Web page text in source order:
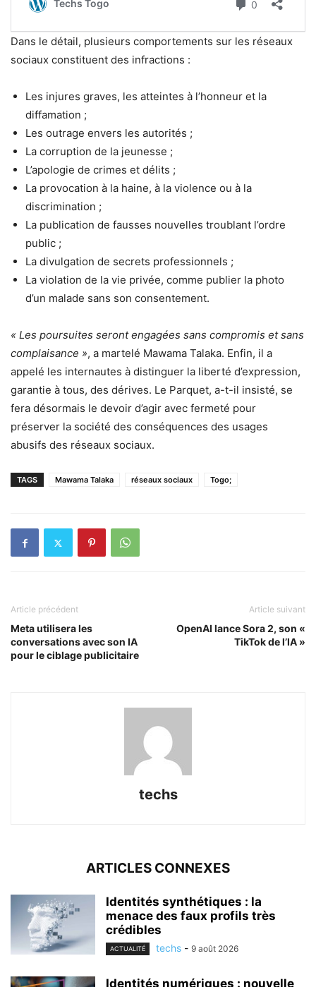
Dans le détail, plusieurs comportements sur les réseaux
sociaux constituent des infractions :
Les injures graves, les atteintes à l’honneur et la
diffamation ;
Les outrage envers les autorités ;
La corruption de la jeunesse ;
L’apologie de crimes et délits ;
La provocation à la haine, à la violence ou à la
discrimination ;
La publication de fausses nouvelles troublant l’ordre
public ;
La divulgation de secrets professionnels ;
La violation de la vie privée, comme publier la photo
d’un malade sans son consentement.
« Les poursuites seront engagées sans compromis et sans
complaisance », a martelé Mawama Talaka. Enfin, il a
appelé les internautes à distinguer la liberté d’expression,
garantie à tous, des dérives. Le Parquet, a-t-il insisté, se
fera désormais le devoir d’agir avec fermeté pour
préserver la société des conséquences des usages
abusifs des réseaux sociaux.
TAGS Mawama Talaka réseaux sociaux Togo;
Article précédent
Meta utilisera les
conversations avec son IA
pour le ciblage publicitaire
Article suivant
OpenAI lance Sora 2, son «
TikTok de l’IA »
techs
ARTICLES CONNEXES
Identités synthétiques : la
menace des faux profils très
crédibles
ACTUALITÉ techs - 9 août 2026
Identités numériques : nouvelle